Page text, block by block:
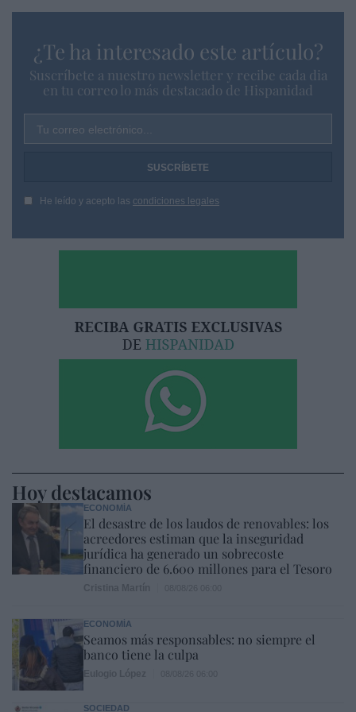
¿Te ha interesado este artículo?
Suscríbete a nuestro newsletter y recibe cada dia
en tu correo lo más destacado de Hispanidad
Tu correo electrónico...
He leído y acepto las condiciones legales
Hoy destacamos
ECONOMÍA
El desastre de los laudos de renovables: los
acreedores estiman que la inseguridad
jurídica ha generado un sobrecoste
financiero de 6.600 millones para el Tesoro
ECONOMÍA
Seamos más responsables: no siempre el
banco tiene la culpa
SOCIEDAD